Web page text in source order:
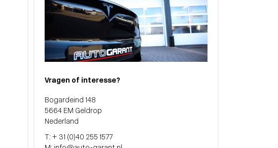
Vragen of interesse?
Bogardeind 148
5664 EM Geldrop
Nederland
T: + 31 (0)40 255 1577